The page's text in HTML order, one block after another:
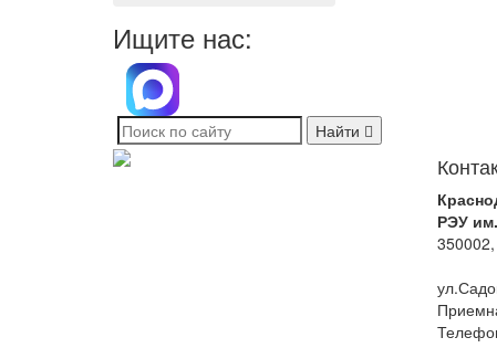
Ищите нас:
Найти
РЭУ